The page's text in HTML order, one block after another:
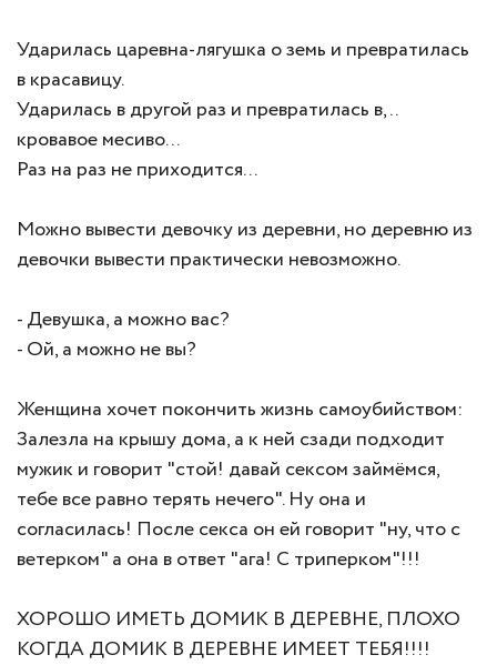
Ударилась царевна-лягушка о земь и превратилась
в красавицу.
Ударилась в другой раз и превратилась в,..
кровавое месиво...
Раз на раз не приходится...
Можно вывести девочку из деревни, но деревню из
девочки вывести практически невозможно.
- Девушка, а можно вас?
- Ой, а можно не вы?
Женщина хочет покончить жизнь самоубийством:
Залезла на крышу дома, а к ней сзади подходит
мужик и говорит "стой! давай сексом займёмся,
тебе все равно терять нечего". Ну она и
согласилась! После секса он ей говорит "ну, что с
ветерком" а она в ответ "ага! С триперком"!!!
ХОРОШО ИМЕТЬ ДОМИК В ДЕРЕВНЕ, ПЛОХО
КОГДА ДОМИК В ДЕРЕВНЕ ИМЕЕТ ТЕБЯ!!!!